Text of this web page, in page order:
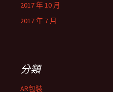
2017 年 10 月
2017 年 7 月
分類
AR包裝